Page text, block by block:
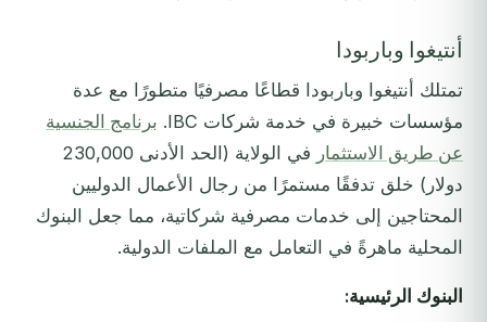
أنتيغوا وباربودا
تمتلك أنتيغوا وباربودا قطاعًا مصرفيًا متطورًا مع عدة
مؤسسات خبيرة في خدمة شركات IBC.
برنامج الجنسية
عن طريق الاستثمار
في الولاية (الحد الأدنى 230,000
دولار) خلق تدفقًا مستمرًا من رجال الأعمال الدوليين
المحتاجين إلى خدمات مصرفية شركاتية، مما جعل البنوك
المحلية ماهرةً في التعامل مع الملفات الدولية.
البنوك الرئيسية: